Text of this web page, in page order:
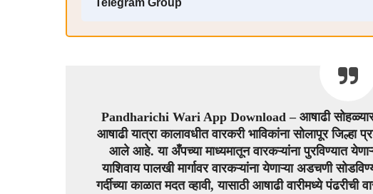
Telegram Group
Pandharichi Wari App Download – आषाढी
आषाढी यात्रा कालावधीत वारकरी भाविकांना सोलापूर
आले आहे. या अँपच्या माध्यमातून वारकऱ्यांना पुरविण्यात
याशिवाय पालखी मार्गावर वारकऱ्यांना येणाऱ्या अडचणी
गर्दीच्या काळात मदत व्हावी, यासाठी आषाढी वारीमध्ये पंढरीची